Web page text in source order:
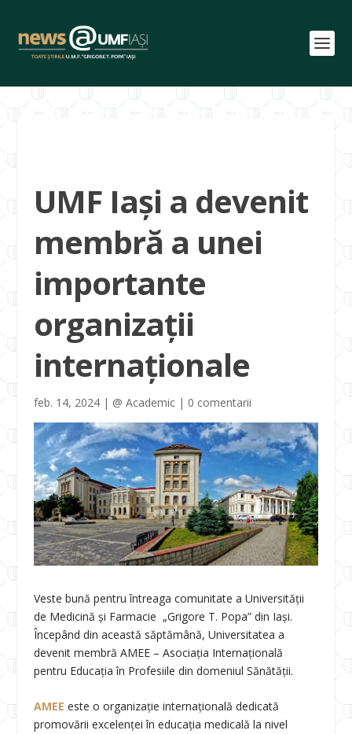
UMF Iași a devenit
membră a unei
importante
organizații
internaționale
feb. 14, 2024| @ Academic| 0 comentarii
Veste bună pentru întreaga comunitate a Universității
de Medicină și Farmacie „Grigore T. Popa” din Iași.
Începând din această săptămână, Universitatea a
devenit membră AMEE – Asociația Internațională
pentru Educația în Profesiile din domeniul Sănătății.
AMEE este o organizație internațională dedicată
promovării excelenței în educația medicală la nivel